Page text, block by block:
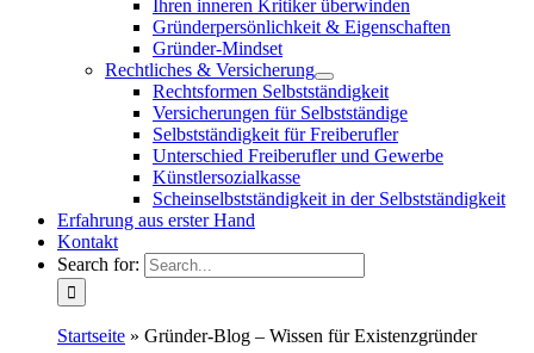
Ihren inneren Kritiker überwinden
Gründerpersönlichkeit & Eigenschaften
Gründer-Mindset
Rechtliches & Versicherung
Rechtsformen Selbstständigkeit
Versicherungen für Selbstständige
Selbstständigkeit für Freiberufler
Unterschied Freiberufler und Gewerbe
Künstlersozialkasse
Scheinselbstständigkeit in der Selbstständigkeit
Erfahrung aus erster Hand
Kontakt
Search for:
Startseite » Gründer-Blog – Wissen für Existenzgründer